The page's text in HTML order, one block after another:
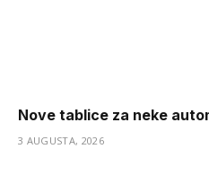
Nove tablice za neke
3 AUGUSTA, 2026